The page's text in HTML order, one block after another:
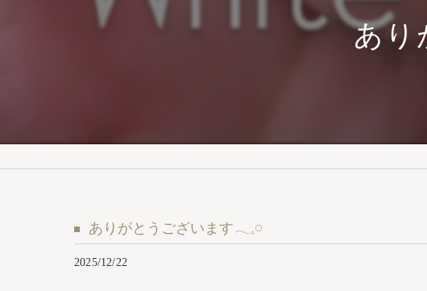
あり
ありがとうございます𓂃𓈒𓏸︎︎︎︎
2025/12/22